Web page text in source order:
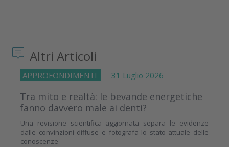
Altri Articoli
APPROFONDIMENTI 31 Luglio 2026
Tra mito e realtà: le bevande energetiche
fanno davvero male ai denti?
Una revisione scientifica aggiornata separa le evidenze
dalle convinzioni diffuse e fotografa lo stato attuale delle
conoscenze